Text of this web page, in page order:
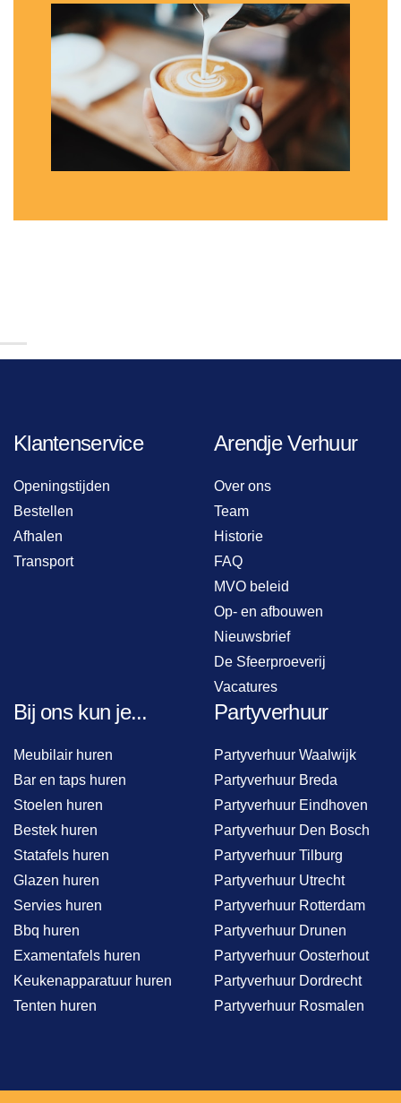
Klantenservice
Openingstijden
Bestellen
Afhalen
Transport
Arendje Verhuur
Over ons
Team
Historie
FAQ
MVO beleid
Op- en afbouwen
Nieuwsbrief
De Sfeerproeverij
Vacatures
Bij ons kun je...
Meubilair huren
Bar en taps huren
Stoelen huren
Bestek huren
Statafels huren
Glazen huren
Servies huren
Bbq huren
Examentafels huren
Keukenapparatuur huren
Tenten huren
Partyverhuur
Partyverhuur Waalwijk
Partyverhuur Breda
Partyverhuur Eindhoven
Partyverhuur Den Bosch
Partyverhuur Tilburg
Partyverhuur Utrecht
Partyverhuur Rotterdam
Partyverhuur Drunen
Partyverhuur Oosterhout
Partyverhuur Dordrecht
Partyverhuur Rosmalen